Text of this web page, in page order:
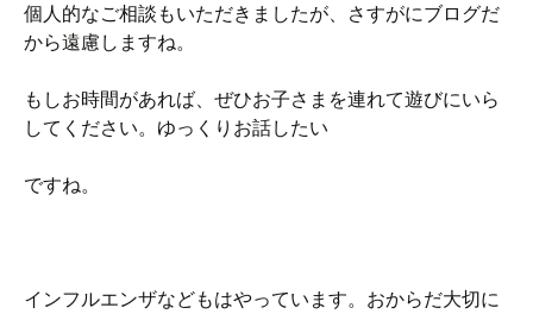
個人的なご相談もいただきましたが、さすがにブログだ
から遠慮しますね。
もしお時間があれば、ぜひお子さまを連れて遊びにいら
してください。ゆっくりお話したい
ですね。
インフルエンザなどもはやっています。おからだ大切に